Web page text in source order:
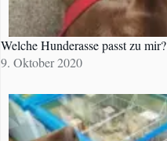
Welche Hunderasse passt zu mir?
9. Oktober 2020